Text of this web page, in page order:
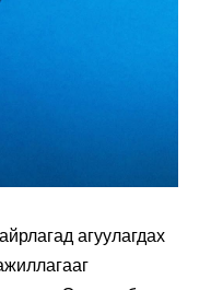
агуулагдах